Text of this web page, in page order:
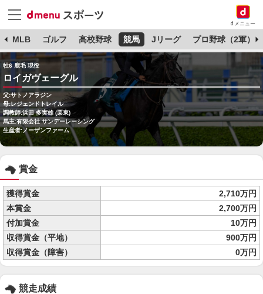
dメニュー
MLB ゴルフ 高校野球 競馬 Jリーグ プロ野球（2軍）
牡6 鹿毛 現役
ロイガヴェーグル
父:サトノアラジン
母:レジェンドトレイル
調教師:浜田 多実雄 (栗東)
馬主:有限会社 サンデーレーシング
生産者:ノーザンファーム
賞金
獲得賞金
2,710万円
本賞金
2,700万円
付加賞金
10万円
収得賞金（平地）
900万円
収得賞金（障害）
0万円
競走成績